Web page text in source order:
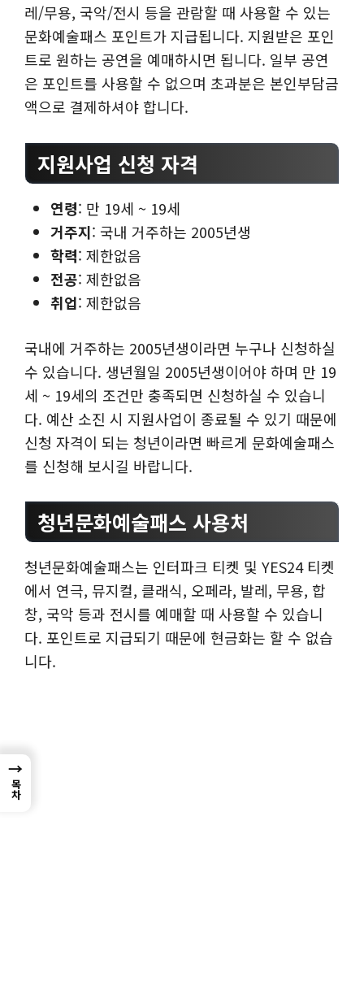
레/무용, 국악/전시 등을 관람할 때 사용할 수 있는
문화예술패스 포인트가 지급됩니다. 지원받은 포인
트로 원하는 공연을 예매하시면 됩니다. 일부 공연
은 포인트를 사용할 수 없으며 초과분은 본인부담금
액으로 결제하셔야 합니다.
지원사업 신청 자격
연령: 만 19세 ~ 19세
거주지: 국내 거주하는 2005년생
학력: 제한없음
전공: 제한없음
취업: 제한없음
국내에 거주하는 2005년생이라면 누구나 신청하실
수 있습니다. 생년월일 2005년생이어야 하며 만 19
세 ~ 19세의 조건만 충족되면 신청하실 수 있습니
다. 예산 소진 시 지원사업이 종료될 수 있기 때문에
신청 자격이 되는 청년이라면 빠르게 문화예술패스
를 신청해 보시길 바랍니다.
청년문화예술패스 사용처
청년문화예술패스는 인터파크 티켓 및 YES24 티켓
에서 연극, 뮤지컬, 클래식, 오페라, 발레, 무용, 합
창, 국악 등과 전시를 예매할 때 사용할 수 있습니
다. 포인트로 지급되기 때문에 현금화는 할 수 없습
니다.
→
목차